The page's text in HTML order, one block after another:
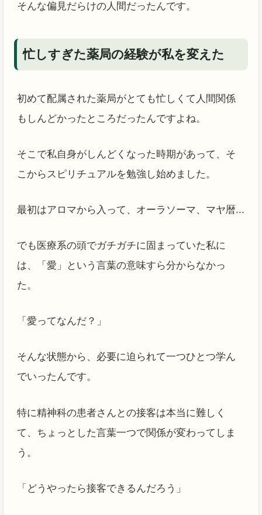
そんな偏見だらけの人間だったんです。
忙しすぎた薬局の経験が私を変えた
初めて配属された薬局がとても忙しくて人間関係
もしんどかったところだったんですよね。
そこで私自身がしんどくなった時期があって、そ
こからスピリチュアルを勉強し始めました。
最初はアロマから入って、オーラソーマ、マヤ暦...
でも医療系の頭でガチガチに固まっていた私に
は、「愛」という言葉の意味すら分からなかっ
た。
「愛ってなんだ？」
そんな状態から、必要に迫られて一つひとつ学ん
でいったんです。
特に精神科の患者さんとの接客は本当に難しく
て、ちょっとした言葉一つで関係が変わってしま
う。
「どうやったら接客できるんだろう」